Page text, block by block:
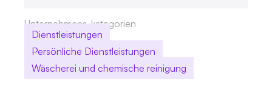
Unternehmens-kategorien
Dienstleistungen
Persönliche Dienstleistungen
Wäscherei und chemische reinigung